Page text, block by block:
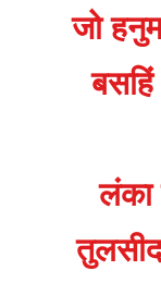
जो
लंका